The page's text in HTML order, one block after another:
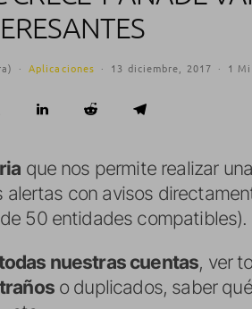
· Aplicaciones · 13 diciembre, 2017 · 1
que nos permite realizar
con avisos
50 entidades compatibles).
nuestras cuentas, ver
o duplicados, saber qué